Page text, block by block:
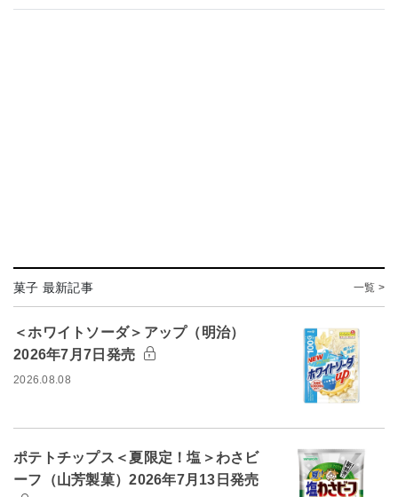
菓子 最新記事 一覧 >
＜ホワイトソーダ＞アップ（明治）
2026年7月7日発売
2026.08.08
ポテトチップス＜夏限定！塩＞わさビ
ーフ（山芳製菓）2026年7月13日発売